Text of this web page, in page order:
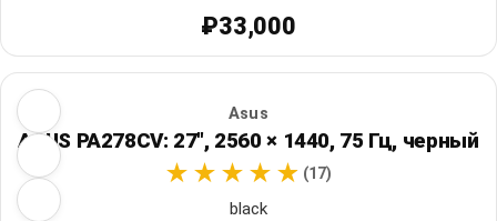
₽33,000
Asus
ASUS PA278CV: 27", 2560 × 1440, 75 Гц, черный
(17)
black